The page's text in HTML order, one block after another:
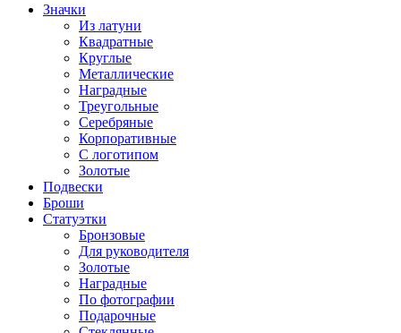
Значки
Из латуни
Квадратные
Круглые
Металлические
Наградные
Треугольные
Серебряные
Корпоративные
С логотипом
Золотые
Подвески
Броши
Статуэтки
Бронзовые
Для руководителя
Золотые
Наградные
По фотографии
Подарочные